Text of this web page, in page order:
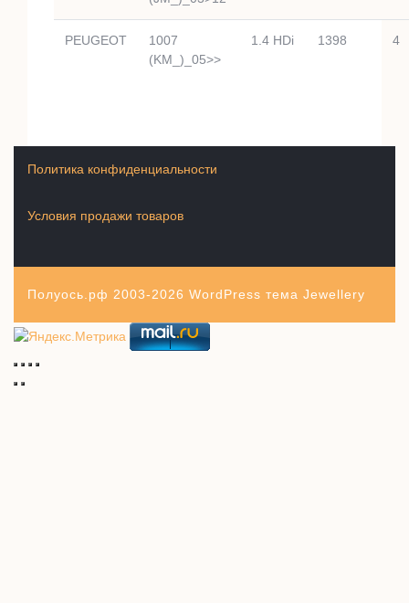
PEUGEOT
1007
(KM_)_05>>
1.4 HDi 1398 4
Условия продажи товаров
Политика конфиденциальности
Полуось.рф 2003-2026 WordPress тема Jewellery